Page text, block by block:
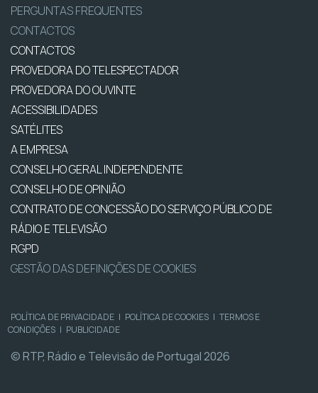
PERGUNTAS FREQUENTES
CONTACTOS
CONTACTOS
PROVEDORA DO TELESPECTADOR
PROVEDORA DO OUVINTE
ACESSIBILIDADES
SATÉLITES
A EMPRESA
CONSELHO GERAL INDEPENDENTE
CONSELHO DE OPINIÃO
CONTRATO DE CONCESSÃO DO SERVIÇO PÚBLICO DE
RÁDIO E TELEVISÃO
RGPD
GESTÃO DAS DEFINIÇÕES DE COOKIES
POLÍTICA DE PRIVACIDADE | POLÍTICA DE COOKIES | TERMOS E
CONDIÇÕES | PUBLICIDADE
© RTP, Rádio e Televisão de Portugal 2026